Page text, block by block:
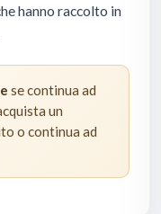
hanno raccolto in
se continua ad
un
o continua ad